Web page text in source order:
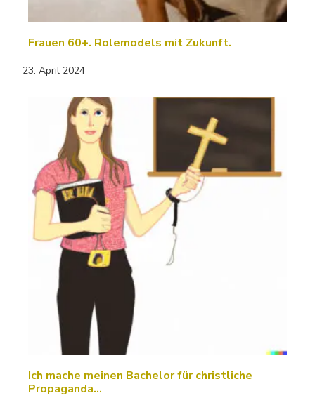
Frauen 60+. Rolemodels mit Zukunft.
23. April 2024
Ich mache meinen Bachelor für christliche
Propaganda…